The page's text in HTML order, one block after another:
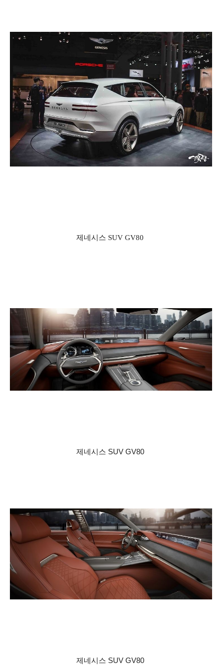
제네시스 SUV GV80
제네시스 SUV GV80
제네시스 SUV GV80